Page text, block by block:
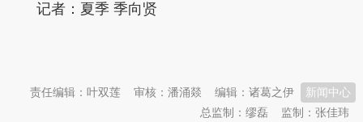
记者：夏季 季向贤
新闻中心
编辑：诸葛之伊
审核：潘涌燚
责任编辑：叶双莲
监制：张佳玮
总监制：缪磊